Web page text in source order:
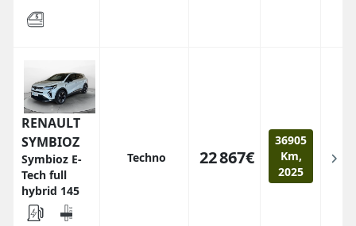
RENAULT
SYMBIOZ
Symbioz E-
Tech full
hybrid 145
Techno 22 867€
36905
Km,
2025